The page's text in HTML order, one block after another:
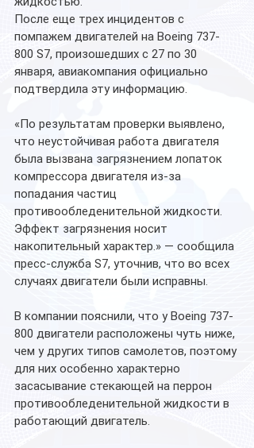
После еще трех инцидентов с
помпажем двигателей на Boeing 737-
800 S7, произошедших с 27 по 30
января, авиакомпания официально
подтвердила эту информацию.
«По результатам проверки выявлено,
что неустойчивая работа двигателя
была вызвана загрязнением лопаток
компрессора двигателя из-за
попадания частиц
противообледенительной жидкости.
Эффект загрязнения носит
накопительный характер.» — сообщила
пресс-служба S7, уточнив, что во всех
случаях двигатели были исправны.
В компании пояснили, что у Boeing 737-
800 двигатели расположены чуть ниже,
чем у других типов самолетов, поэтому
для них особенно характерно
засасывание стекающей на перрон
противообледенительной жидкости в
работающий двигатель.